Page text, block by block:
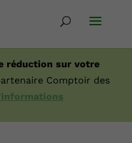
réduction sur votre
Comptoir des